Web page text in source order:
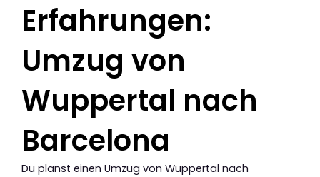
Erfahrungen:
Umzug von
Wuppertal nach
Barcelona
Du planst einen Umzug von Wuppertal nach